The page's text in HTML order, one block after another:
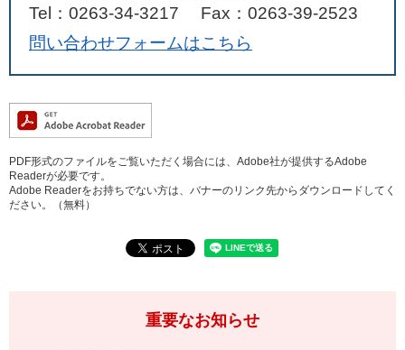
Tel：0263-34-3217
Fax：0263-39-2523
問い合わせフォームはこちら
PDF形式のファイルをご覧いただく場合には、Adobe社が提供するAdobe
Readerが必要です。
Adobe Readerをお持ちでない方は、バナーのリンク先からダウンロードしてく
ださい。（無料）
重要なお知らせ